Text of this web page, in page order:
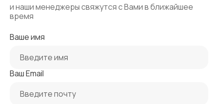
и наши менеджеры свяжутся с Вами в ближайшее
время
Ваше имя
Ваш Email